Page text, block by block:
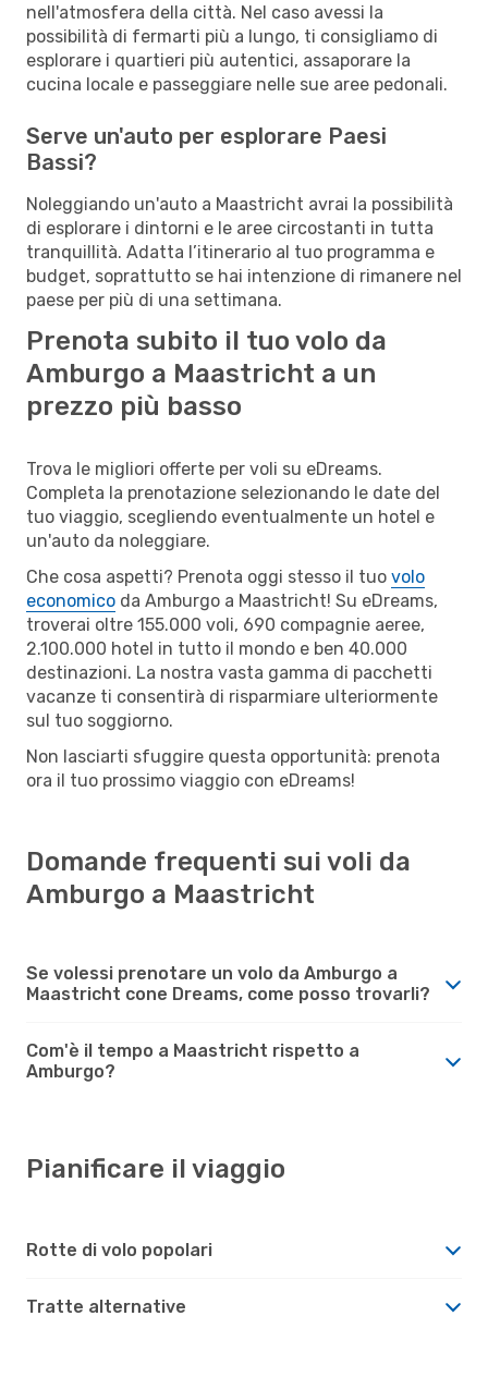
nell'atmosfera della città. Nel caso avessi la
possibilità di fermarti più a lungo, ti consigliamo di
esplorare i quartieri più autentici, assaporare la
cucina locale e passeggiare nelle sue aree pedonali.
Serve un'auto per esplorare Paesi
Bassi?
Noleggiando un'auto a Maastricht avrai la possibilità
di esplorare i dintorni e le aree circostanti in tutta
tranquillità. Adatta l’itinerario al tuo programma e
budget, soprattutto se hai intenzione di rimanere nel
paese per più di una settimana.
Prenota subito il tuo volo da
Amburgo a Maastricht a un
prezzo più basso
Trova le migliori offerte per voli su eDreams.
Completa la prenotazione selezionando le date del
tuo viaggio, scegliendo eventualmente un hotel e
un'auto da noleggiare.
Che cosa aspetti? Prenota oggi stesso il tuo volo
economico da Amburgo a Maastricht! Su eDreams,
troverai oltre 155.000 voli, 690 compagnie aeree,
2.100.000 hotel in tutto il mondo e ben 40.000
destinazioni. La nostra vasta gamma di pacchetti
vacanze ti consentirà di risparmiare ulteriormente
sul tuo soggiorno.
Non lasciarti sfuggire questa opportunità: prenota
ora il tuo prossimo viaggio con eDreams!
Domande frequenti sui voli da
Amburgo a Maastricht
Se volessi prenotare un volo da Amburgo a
Maastricht cone Dreams, come posso trovarli?
Com'è il tempo a Maastricht rispetto a
Amburgo?
Pianificare il viaggio
Rotte di volo popolari
Tratte alternative